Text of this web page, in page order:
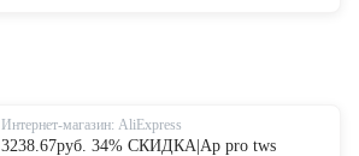
Интернет-магазин: AliExpress
3238.67руб. 34% СКИДКА|Ap pro tws